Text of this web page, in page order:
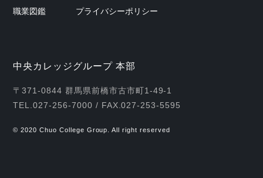
中央カレッジグループ 本部
〒371-0844 群馬県前橋市古市町1-49-1
TEL.027-256-7000 / FAX.027-253-5595
© 2020 Chuo College Group. All right reserved
職業図鑑
プライバシーポリシー